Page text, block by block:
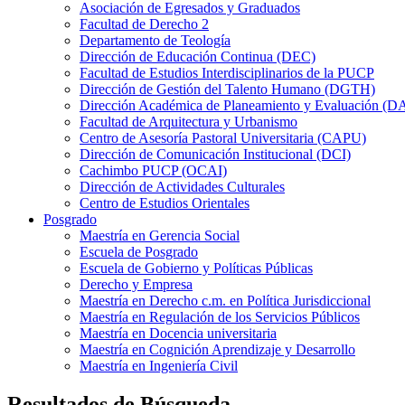
Asociación de Egresados y Graduados
Facultad de Derecho 2
Departamento de Teología
Dirección de Educación Continua (DEC)
Facultad de Estudios Interdisciplinarios de la PUCP
Dirección de Gestión del Talento Humano (DGTH)
Dirección Académica de Planeamiento y Evaluación
Facultad de Arquitectura y Urbanismo
Centro de Asesoría Pastoral Universitaria (CAPU)
Dirección de Comunicación Institucional (DCI)
Cachimbo PUCP (OCAI)
Dirección de Actividades Culturales
Centro de Estudios Orientales
Posgrado
Maestría en Gerencia Social
Escuela de Posgrado
Escuela de Gobierno y Políticas Públicas
Derecho y Empresa
Maestría en Derecho c.m. en Política Jurisdiccional
Maestría en Regulación de los Servicios Públicos
Maestría en Docencia universitaria
Maestría en Cognición Aprendizaje y Desarrollo
Maestría en Ingeniería Civil